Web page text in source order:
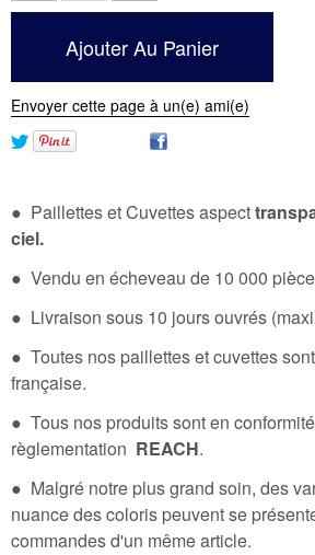
Envoyer cette page à un(e) ami(e)
● Paillettes et Cuvettes aspect
ciel.
● Vendu en écheveau de 10 000
● Livraison sous 10 jours ouvrés
● Toutes nos paillettes et cuvettes
française.
● Tous nos produits sont en
règlementation REACH.
● Malgré notre plus grand soin, des
nuance des coloris peuvent se
commandes d'un même article.